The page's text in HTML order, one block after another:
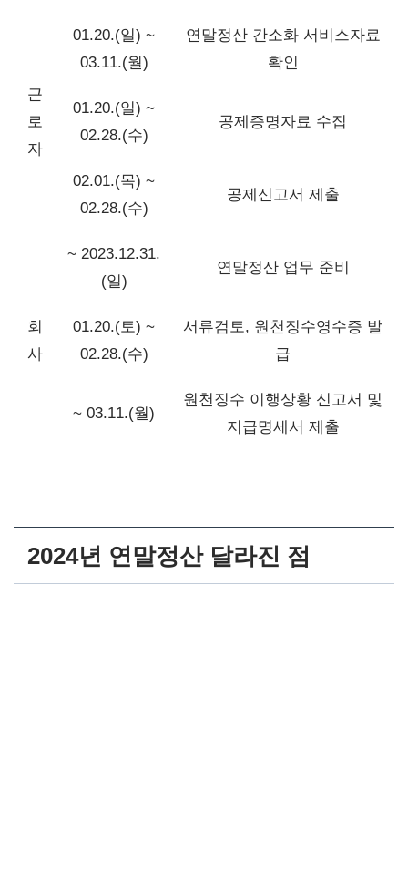
근
로
자
01.20.(일) ~
03.11.(월)
연말정산 간소화 서비스자료
확인
01.20.(일) ~
02.28.(수)
공제증명자료 수집
02.01.(목) ~
02.28.(수)
공제신고서 제출
회
사
~ 2023.12.31.
(일)
연말정산 업무 준비
01.20.(토) ~
02.28.(수)
서류검토, 원천징수영수증 발
급
~ 03.11.(월)
원천징수 이행상황 신고서 및
지급명세서 제출
2024년 연말정산 달라진 점